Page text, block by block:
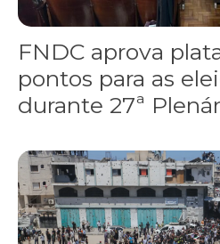
FNDC aprova
pontos para as
durante 27ª
Gaza realiza funeral coletivo de